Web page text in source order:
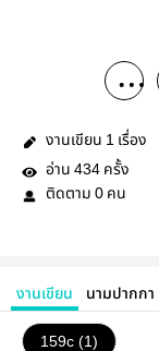
งานเขียน 1 เรื่อง
อ่าน 434 ครั้ง
ติดตาม 0 คน
งานเขียน นามปากกา
159c (1)